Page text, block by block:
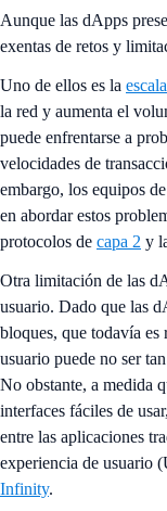
Aunque las dApps
exentas de retos y
Uno de ellos es la
la red y aumenta el
puede enfrentarse a
velocidades de
embargo, los equipos
en abordar estos
protocolos de capa 2 y
Otra limitación de las
usuario. Dado que las
bloques, que todavía
usuario puede no ser
No obstante, a medida
interfaces fáciles de
entre las aplicaciones
experiencia de usuario
Infinity.